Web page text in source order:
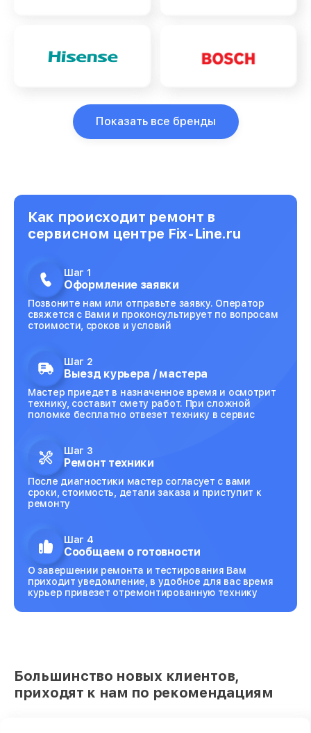
Показать все бренды
Как происходит ремонт в
сервисном центре Fix-Line.ru
Шаг 1
Оформление заявки
Позвоните нам или отправьте заявку. Оператор
свяжется с Вами и проконсультирует по вопросам
стоимости, сроков и условий
Шаг 2
Выезд курьера / мастера
Мастер приедет в назначенное время и осмотрит
технику, составит смету работ. При сложной
поломке бесплатно отвезет технику в сервис
Шаг 3
Ремонт техники
После диагностики мастер согласует с вами
сроки, стоимость, детали заказа и приступит к
ремонту
Шаг 4
Сообщаем о готовности
О завершении ремонта и тестирования Вам
приходит уведомление, в удобное для вас время
курьер привезет отремонтированную технику
Большинство новых клиентов,
приходят к нам по рекомендациям